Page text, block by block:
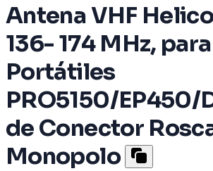
Antena VHF
136- 174 MHz,
Portátiles
PRO5150/
de Conector
Monopolo